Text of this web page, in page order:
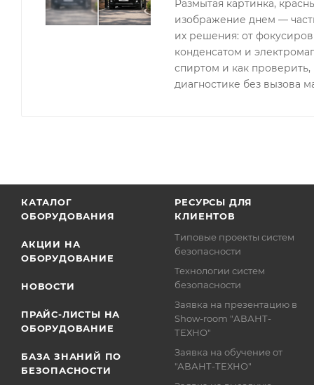
Размытая картинка,
изображение днем —
их решения: от
конденсатом и
спиртом и как проверить,
диагностике без вызова
КАТАЛОГ
ОБОРУДОВАНИЯ
АКЦИИ НА
ОБОРУДОВАНИЕ
НОВОСТИ
ПРАЙС-ЛИСТЫ НА
ОБОРУДОВАНИЕ
БАЗА ЗНАНИЙ ПО
БЕЗОПАСНОСТИ
РЕСУРСЫ ДЛЯ
КЛИЕНТОВ
Типовые проекты систем
безопасности
Технологии систем
безопасности
Заявка на презентацию в
Show-room "АВАНТ-
ТЕХНО"
Заявка на обучение от
"АВАНТ-ТЕХНО"